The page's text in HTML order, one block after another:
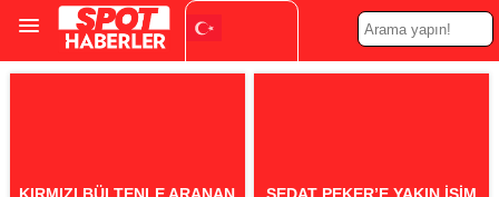
Turkish